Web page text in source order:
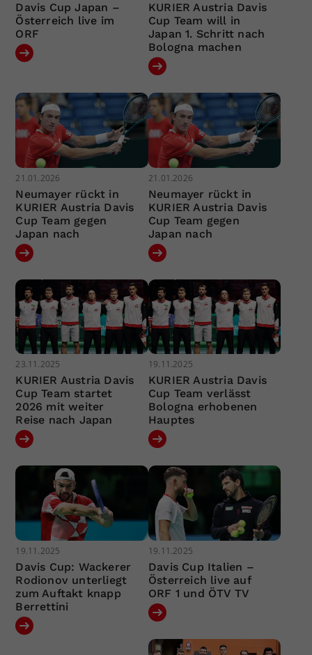
Davis Cup Japan –
Österreich live im
ORF
KURIER Austria Davis
Cup Team will in
Japan 1. Schritt nach
Bologna machen
21.01.2026
Neumayer rückt in
KURIER Austria Davis
Cup Team gegen
Japan nach
21.01.2026
Neumayer rückt in
KURIER Austria Davis
Cup Team gegen
Japan nach
23.11.2025
KURIER Austria Davis
Cup Team startet
2026 mit weiter
Reise nach Japan
19.11.2025
KURIER Austria Davis
Cup Team verlässt
Bologna erhobenen
Hauptes
19.11.2025
Davis Cup: Wackerer
Rodionov unterliegt
zum Auftakt knapp
Berrettini
19.11.2025
Davis Cup Italien –
Österreich live auf
ORF 1 und ÖTV TV